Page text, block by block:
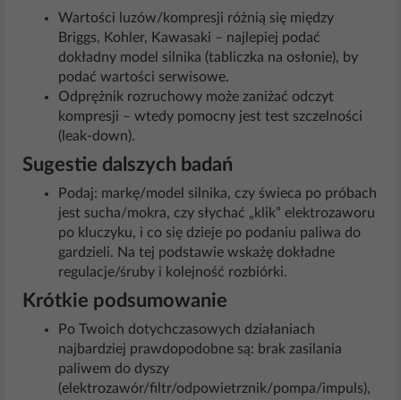
Wartości luzów/kompresji różnią się między
Briggs, Kohler, Kawasaki – najlepiej podać
dokładny model silnika (tabliczka na osłonie), by
podać wartości serwisowe.
Odprężnik rozruchowy może zaniżać odczyt
kompresji – wtedy pomocny jest test szczelności
(leak‑down).
Sugestie dalszych badań
Podaj: markę/model silnika, czy świeca po próbach
jest sucha/mokra, czy słychać „klik” elektrozaworu
po kluczyku, i co się dzieje po podaniu paliwa do
gardzieli. Na tej podstawie wskażę dokładne
regulacje/śruby i kolejność rozbiórki.
Krótkie podsumowanie
Po Twoich dotychczasowych działaniach
najbardziej prawdopodobne są: brak zasilania
paliwem do dyszy
(elektrozawór/filtr/odpowietrznik/pompa/impuls),